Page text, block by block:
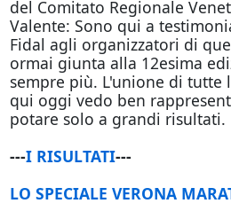
del Comitato Regionale
Valente: Sono qui a
Fidal agli organizzatori di
ormai giunta alla 12esima
sempre più. L'unione di tutte
qui oggi vedo ben
potare solo a grandi risultati.
---I RISULTATI---
LO SPECIALE VERONA